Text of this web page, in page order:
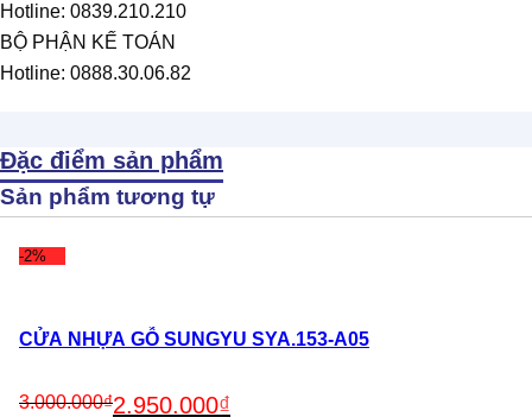
Hotline: 0839.210.210
BỘ PHẬN KẾ TOÁN
Hotline: 0888.30.06.82
Đặc điểm sản phẩm
Sản phẩm tương tự
-2%
CỬA NHỰA GỖ SUNGYU SYA.153-A05
3.000.000₫2.950.000₫